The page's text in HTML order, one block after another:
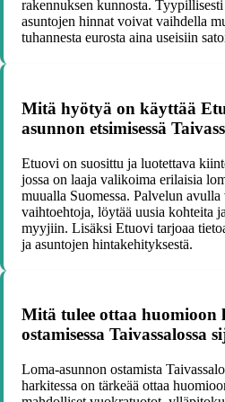
rakennuksen kunnosta.
asuntojen hinnat voivat vaihdella
tuhannesta eurosta aina useisiin
Mitä hyötyä on käyttää
asunnon etsimisessä
Etuovi on suosittu ja luotettava
jossa on laaja valikoima erilaisia
muualla Suomessa. Palvelun
vaihtoehtoja, löytää uusia kohteita
myyjiin. Lisäksi Etuovi tarjoaa
ja asuntojen hintakehityksestä.
Mitä tulee ottaa huomioon
ostamisessa Taivassalossa
Loma-asunnon ostamista
harkitessa on tärkeää ottaa